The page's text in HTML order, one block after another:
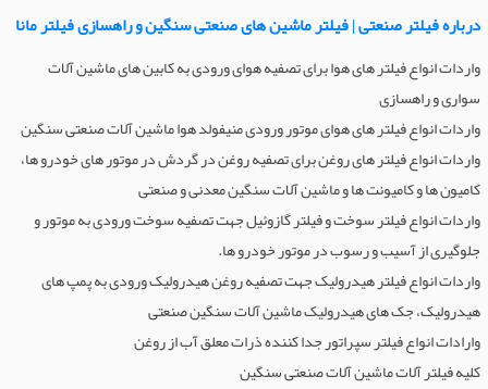
درباره فیلتر صنعتی | فیلتر ماشین های صنعتی سنگین و راهسازی فیلتر مانا
واردات انواع فیلتر های هوا برای تصفیه هوای ورودی به کابین های ماشین آلات
سواری و راهسازی
واردات انواع فیلتر های هوای موتور ورودی منیفولد هوا ماشین آلات صنعتی سنگین
واردات انواع فیلتر های روغن برای تصفیه روغن در گردش در موتور های خودرو ها،
کامیون ها و کامیونت ها و ماشین آلات سنگین معدنی و صنعتی
واردات انواع فیلتر سوخت و فیلتر گازوئیل جهت تصفیه سوخت ورودی به موتور و
جلوگیری از آسیب و رسوب در موتور خودرو ها.
واردات انواع فیلتر هیدرولیک جهت تصفیه روغن هیدرولیک ورودی به پمپ های
هیدرولیک، جک های هیدرولیک ماشین آلات سنگین صنعتی
وارادات انواع فیلتر سپراتور جدا کننده ذرات معلق آب از روغن
کلیه فیلتر آلات ماشین آلات صنعتی سنگین